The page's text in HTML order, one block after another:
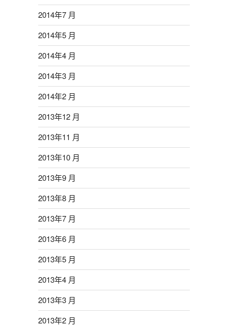
2014年7 月
2014年5 月
2014年4 月
2014年3 月
2014年2 月
2013年12 月
2013年11 月
2013年10 月
2013年9 月
2013年8 月
2013年7 月
2013年6 月
2013年5 月
2013年4 月
2013年3 月
2013年2 月